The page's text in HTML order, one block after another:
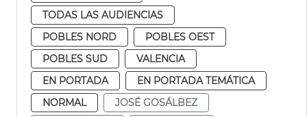
TODAS LAS AUDIENCIAS
POBLES NORD
POBLES OEST
POBLES SUD
VALENCIA
EN PORTADA
EN PORTADA TEMÁTICA
NORMAL
JOSÉ GOSÁLBEZ